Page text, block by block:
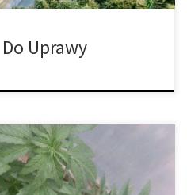
Uprawy
jest, aby wiedzieć, czego